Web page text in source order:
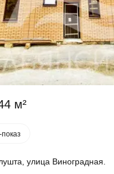
м²
улица Виноградная.